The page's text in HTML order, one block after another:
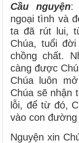
Cầu nguyện:
ngoại tình và
ta đã rút lui,
Chúa, tuổi
chồng chất.
càng được
Chúa luôn
Chúa sẽ nhận
lỗi, để từ đó,
vào con đường
Nguyện xin